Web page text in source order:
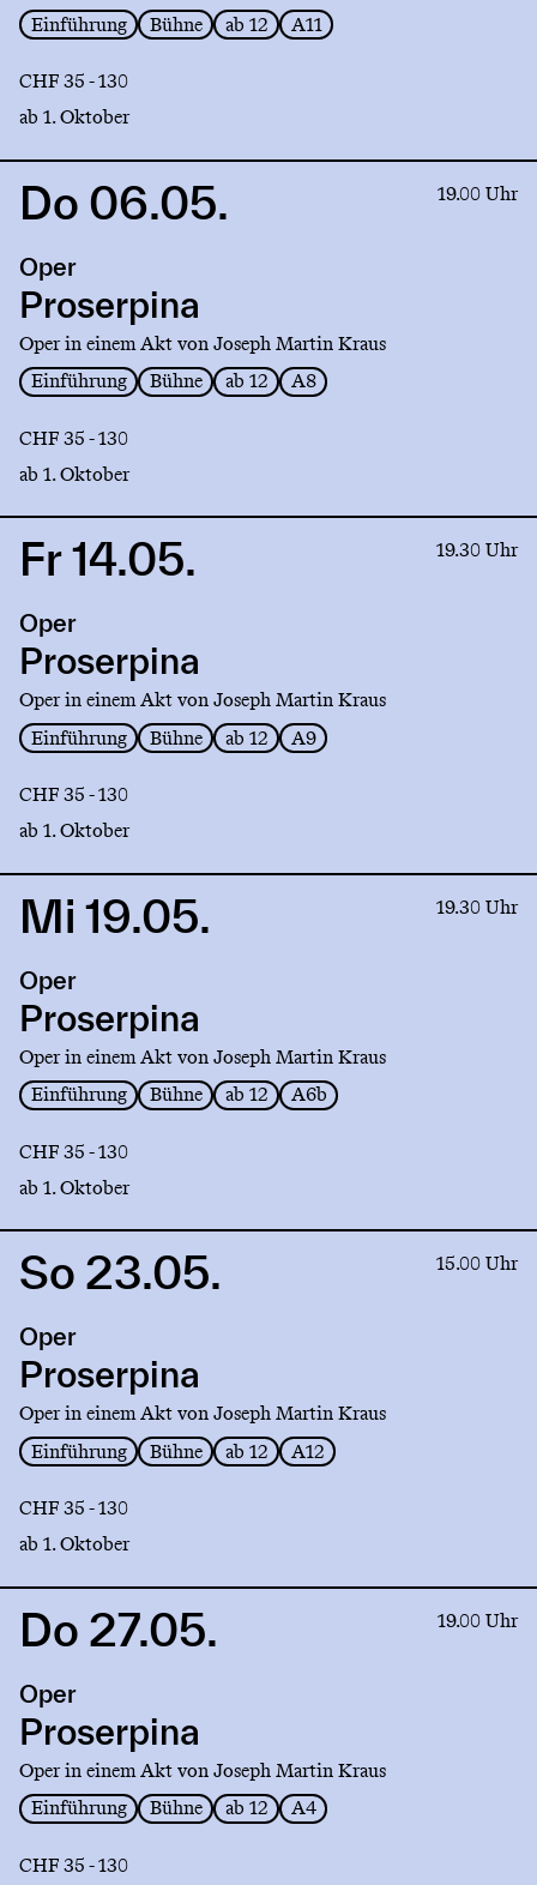
Einführung Bühne ab 12 A11
CHF 35 - 130
ab 1. Oktober
Link
Proserpina
Do 06.05. 19.00 Uhr
Oper
Proserpina
Oper in einem Akt von Joseph Martin Kraus
Einführung
Bühne ab 12 A8
CHF 35 - 130
ab 1. Oktober
Link
Proserpina
Fr 14.05. 19.30 Uhr
Oper
Proserpina
Oper in einem Akt von Joseph Martin Kraus
Einführung
Bühne ab 12 A9
CHF 35 - 130
ab 1. Oktober
Link
Proserpina
Mi 19.05. 19.30 Uhr
Oper
Proserpina
Oper in einem Akt von Joseph Martin Kraus
Einführung
Bühne ab 12 A6b
CHF 35 - 130
ab 1. Oktober
Link
Proserpina
So 23.05. 15.00 Uhr
Oper
Proserpina
Oper in einem Akt von Joseph Martin Kraus
Einführung
Bühne ab 12 A12
CHF 35 - 130
ab 1. Oktober
Link
Proserpina
Do 27.05. 19.00 Uhr
Oper
Proserpina
Oper in einem Akt von Joseph Martin Kraus
Einführung
Bühne ab 12 A4
CHF 35 - 130